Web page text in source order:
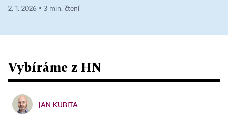
2. 1. 2026 ▪ 3 min. čtení
Vybíráme z HN
JAN KUBITA